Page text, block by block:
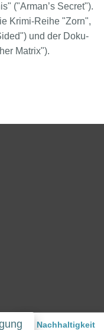
("Arman’s Secret").
Krimi-Reihe "Zorn",
und der Doku-
Matrix").
Nachhaltigkeit